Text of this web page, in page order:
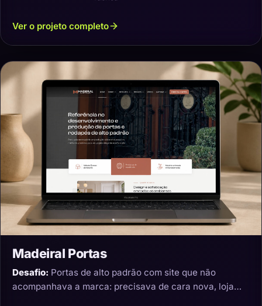
Ver o projeto completo
Madeiral Portas
Desafio: Portas de alto padrão com site que não
acompanhava a marca: precisava de cara nova, loja